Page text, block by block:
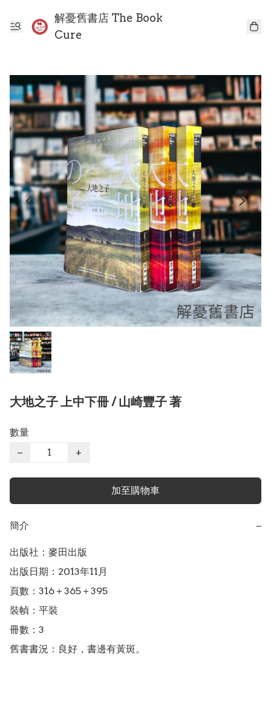
解憂舊書店 The Book
Cure
大地之子 上中下冊 / 山崎豐子 著
數量
−
+
加至購物車
簡介 −
出版社：麥田出版
出版日期：2013年11月
頁數：316＋365＋395
裝幀：平裝
冊數：3
舊書書況：良好，書邊有黃斑。